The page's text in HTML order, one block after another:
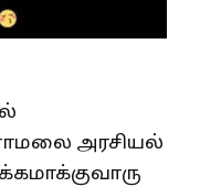
அரசியல்